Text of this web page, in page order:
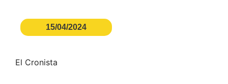
15/04/2024
El Cronista